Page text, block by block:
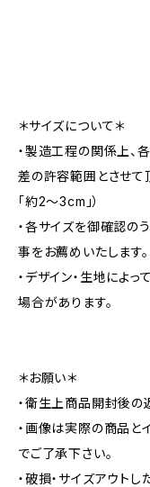
＊サイズについて＊
・製造工程の関係上、
差の許容範囲とさせて
「約2～3cm」）
・各サイズを御確認の
事をお薦めいたします。
・デザイン・生地によ
場合があります。
＊お願い＊
・衛生上商品開封後の
・画像は実際の商品と
でご了承下さい。
・破損・サイズアウト